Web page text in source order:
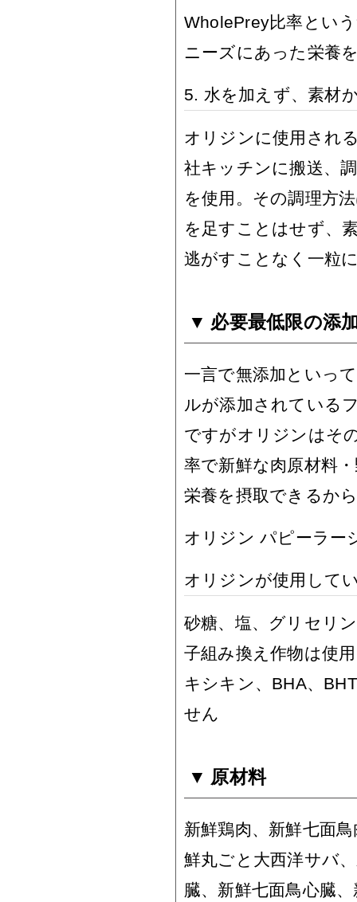
WholePrey比率とい
ニーズにあった栄養
5. 水を加えず、素材
オリジンに使用され
社キッチンに搬送、
を使用。その調理方
を足すことはせず、
逃がすことなく一粒
必要最低限の添
一言で無添加といっ
ルが添加されている
ですがオリジンはそ
率で新鮮な肉原材料
栄養を摂取できるか
オリジン パピーラー
オリジンが使用して
砂糖、塩、グリセリ
子組み換え作物は使
キシキン、BHA、
せん
原材料
新鮮鶏肉、新鮮七面
鮮丸ごと大西洋サバ
臓、新鮮七面鳥心臓